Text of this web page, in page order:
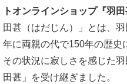
トオンラインショップ『羽
田甚（はだじん）」とは、
年に両親の代で150年の歴史
その状況に寂しさを感じた
田甚」を受け継ぎました。